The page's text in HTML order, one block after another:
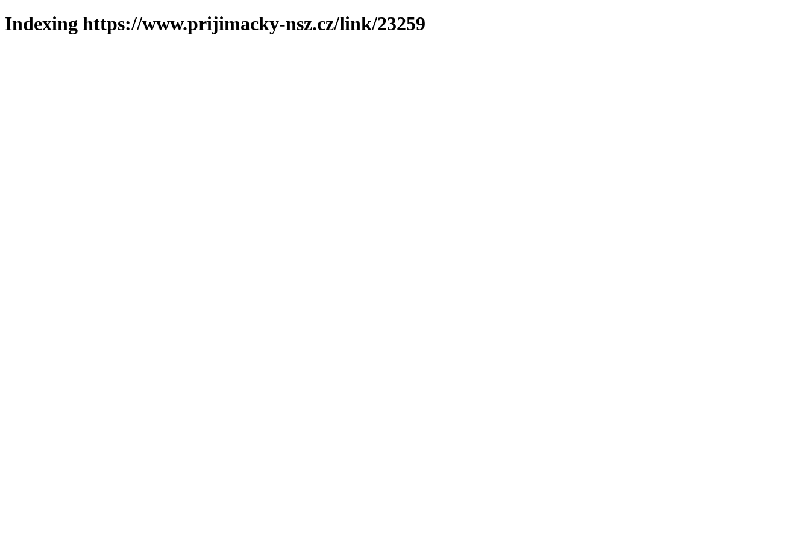
Indexing https://www.prijimacky-nsz.cz/link/23259